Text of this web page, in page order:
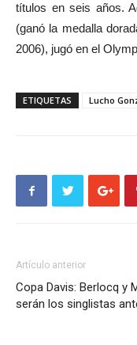
títulos en seis años.
(ganó la medalla
2006), jugó en el
ETIQUETAS Lucho
Artículo anterior
Copa Davis: Berlocq y
serán los singlistas